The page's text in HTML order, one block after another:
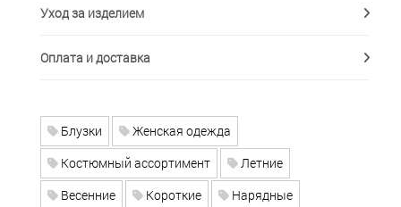
Уход за изделием
Оплата и доставка
Блузки
Женская одежда
Костюмный ассортимент
Летние
Весенние
Короткие
Нарядные